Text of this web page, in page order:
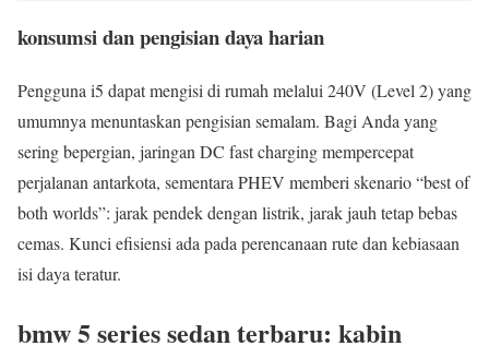
konsumsi dan pengisian daya harian
Pengguna i5 dapat mengisi di rumah melalui 240V (Level 2) yang
umumnya menuntaskan pengisian semalam. Bagi Anda yang
sering bepergian, jaringan DC fast charging mempercepat
perjalanan antarkota, sementara PHEV memberi skenario “best of
both worlds”: jarak pendek dengan listrik, jarak jauh tetap bebas
cemas. Kunci efisiensi ada pada perencanaan rute dan kebiasaan
isi daya teratur.
bmw 5 series sedan terbaru: kabin